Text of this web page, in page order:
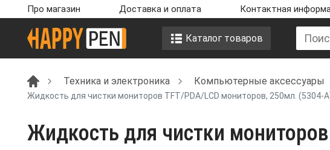
Про магазин Доставка и оплата Контактная
Каталог товаров
Техника и электроника Компьютерные аксессуары
Жидкость для чистки мониторов TFT/PDA/LCD мониторов, 250мл. (5304-
Жидкость для чистки